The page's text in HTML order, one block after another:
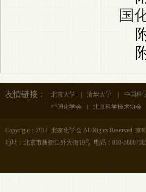
国
友情链接： 北京大学 清华大学
中国科
中国化学会
北京科学技术协会
Copyright：2014 北京化学会 All Rights Reserved 京
地址：北京市新街口外大街19号 电话：010-